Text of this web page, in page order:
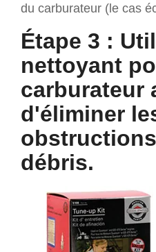
du carburateur (le cas
Étape 3 :
nettoyant
carburateur
d'éliminer
débris.